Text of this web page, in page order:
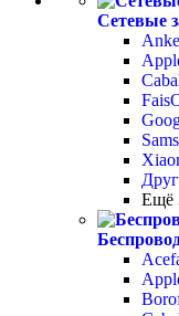
Сетевые
Ещё